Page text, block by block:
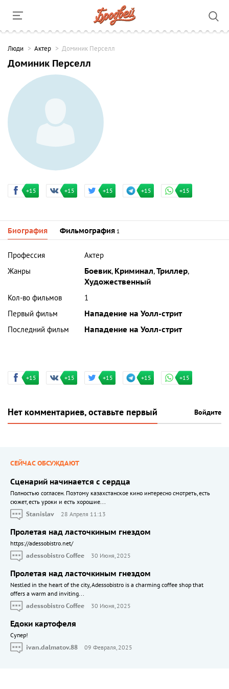
Люди Актер Доминик Перселл
Доминик Перселл
+15 +15 +15 +15 +15
Биография Фильмография 1
Профессия
Актер
Жанры
Боевик, Криминал,Триллер,
Художественный
Кол-во фильмов
1
Первый фильм
Нападение на Уолл-стрит
Последний фильм
Нападение на Уолл-стрит
+15 +15 +15 +15 +15
Нет комментариев, оставьте первый Войдите
СЕЙЧАС ОБСУЖДАЮТ
Сценарий начинается с сердца
Полностью согласен. Поэтому казахстанское кино интересно смотреть, есть
сюжет, есть уроки и есть хорошие...
Stanislav
28 Апреля 11:13
Пролетая над ласточкиным гнездом
https://adessobistro.net/
adessobistro Coffee
30 Июня, 2025
Пролетая над ласточкиным гнездом
Nestled in the heart of the city, Adessobistro is a charming coffee shop that
offers a warm and inviting...
adessobistro Coffee
30 Июня, 2025
Едоки картофеля
Cупер!
ivan.dalmatov.88
09 Февраля, 2025